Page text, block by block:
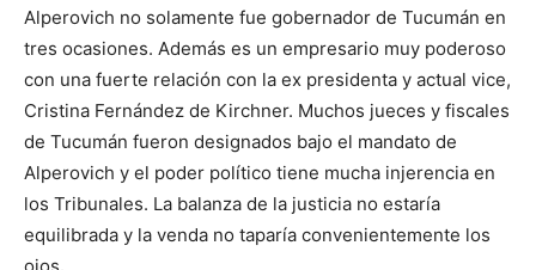
Alperovich no solamente fue gobernador de Tucumán en
tres ocasiones. Además es un empresario muy poderoso
con una fuerte relación con la ex presidenta y actual vice,
Cristina Fernández de Kirchner. Muchos jueces y fiscales
de Tucumán fueron designados bajo el mandato de
Alperovich y el poder político tiene mucha injerencia en
los Tribunales. La balanza de la justicia no estaría
equilibrada y la venda no taparía convenientemente los